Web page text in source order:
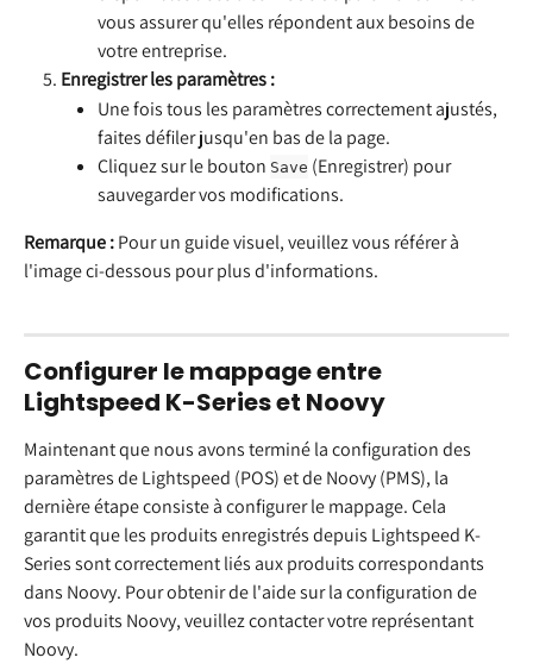
vous assurer qu'elles répondent aux besoins de
votre entreprise.
Enregistrer les paramètres :
Une fois tous les paramètres correctement ajustés,
faites défiler jusqu'en bas de la page.
Cliquez sur le bouton Save (Enregistrer) pour
sauvegarder vos modifications.
Remarque : Pour un guide visuel, veuillez vous référer à
l'image ci-dessous pour plus d'informations.
Configurer le mappage entre
Lightspeed K-Series et Noovy
Maintenant que nous avons terminé la configuration des
paramètres de Lightspeed (POS) et de Noovy (PMS), la
dernière étape consiste à configurer le mappage. Cela
garantit que les produits enregistrés depuis Lightspeed K-
Series sont correctement liés aux produits correspondants
dans Noovy. Pour obtenir de l'aide sur la configuration de
vos produits Noovy, veuillez contacter votre représentant
Noovy.